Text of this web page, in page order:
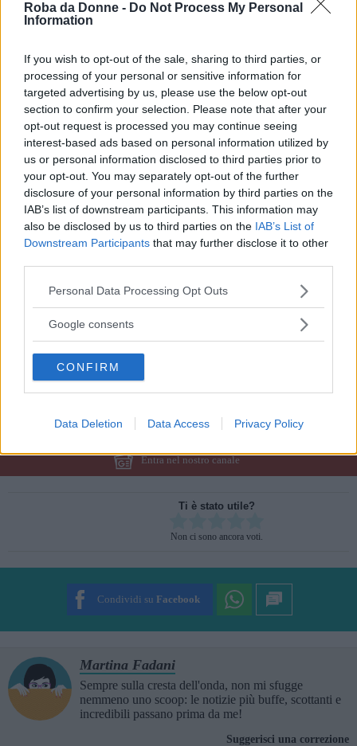
Roba da Donne - Do Not Process My Personal
Information
If you wish to opt-out of the sale, sharing to third parties, or
processing of your personal or sensitive information for
targeted advertising by us, please use the below opt-out
section to confirm your selection. Please note that after your
opt-out request is processed you may continue seeing
interest-based ads based on personal information utilized by
us or personal information disclosed to third parties prior to
your opt-out. You may separately opt-out of the further
disclosure of your personal information by third parties on the
IAB’s list of downstream participants. This information may
also be disclosed by us to third parties on the IAB’s List of
Downstream Participants that may further disclose it to other
Please note that this website/app uses one or more Google
not limited to your visit or usage behaviour. You may click to
use your data for below specified purposes in below Google
consent section.
Personal Data Processing Opt Outs
Google consents
CONFIRM
Data Deletion Data Access Privacy Policy
indifferente: 300 euro circa, ma dividendosi
concesso, si può essere tutte contente senza
svuotare il portafogli.
Un week end alle terme sarebbe costato meno,
ma alla fine vuoi mettere la soddisfazione di
veder realizzato il sogno di tutte le femministe
del mondo?!
L’uomo casalingo piace, eccome.
Articolo originale pubblicato il 20 gennaio 2014
Seguici anche su Google News!
Entra nel nostro canale
Ti è stato utile?
Non ci sono ancora voti.
Condividi su Facebook
Martina Fadani
Sempre sulla cresta dell'onda, non mi sfugge
nemmeno uno scoop: le notizie più buffe, scottanti e
incredibili passano prima da me!
Suggerisci una correzione